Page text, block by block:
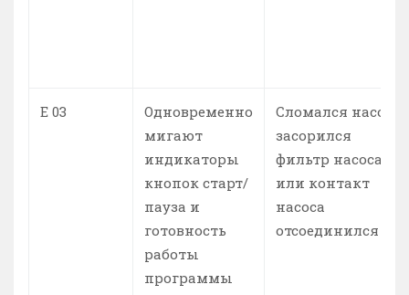
Е 03
Одновременно
мигают
индикаторы
кнопок старт/
пауза и
готовность
работы
программы
Сломался насос,
засорился
фильтр насоса
или контакт
насоса
отсоединился